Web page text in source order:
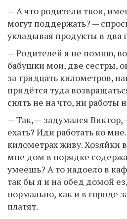
— А что родители твои,
могут поддержать? —
укладывая продукты в два
— Родителей я не помню,
бабушки мои, две сестры,
за тридцать километров,
придётся туда
снять не на что, ни работы
— Так, — задумался Виктор,
ехать? Иди работать ко
километрах живу. Хозяйки
мне дом в порядке
умеешь? А то надоело в
так бы я и на обед домой
нормально, как и в городе
платят.